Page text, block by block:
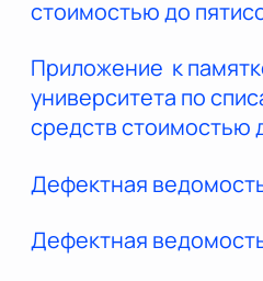
стоимостью до
Приложение к
университета по
средств стоимостью
Дефектная
Дефектная